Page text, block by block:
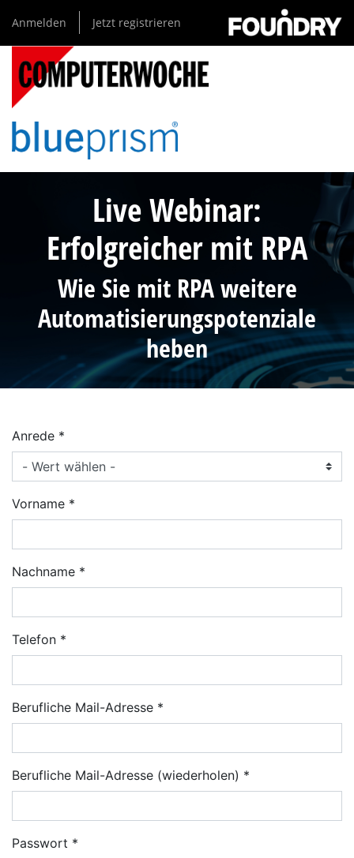
zum
Inhalt
Anmelden Jetzt registrieren
Live Webinar:
Erfolgreicher mit RPA
Wie Sie mit RPA weitere
Automatisierungspotenziale
heben
Anrede
Vorname
Nachname
Telefon
Berufliche Mail-Adresse
Berufliche Mail-Adresse (wiederholen)
Passwort